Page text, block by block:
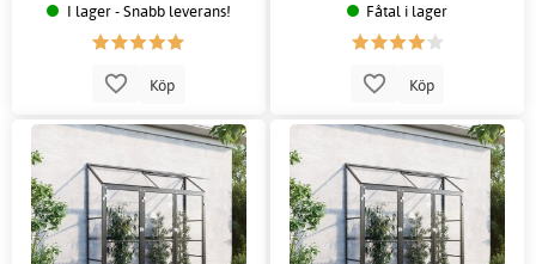
I lager - Snabb leverans!
Köp
Fåtal i lager
Köp